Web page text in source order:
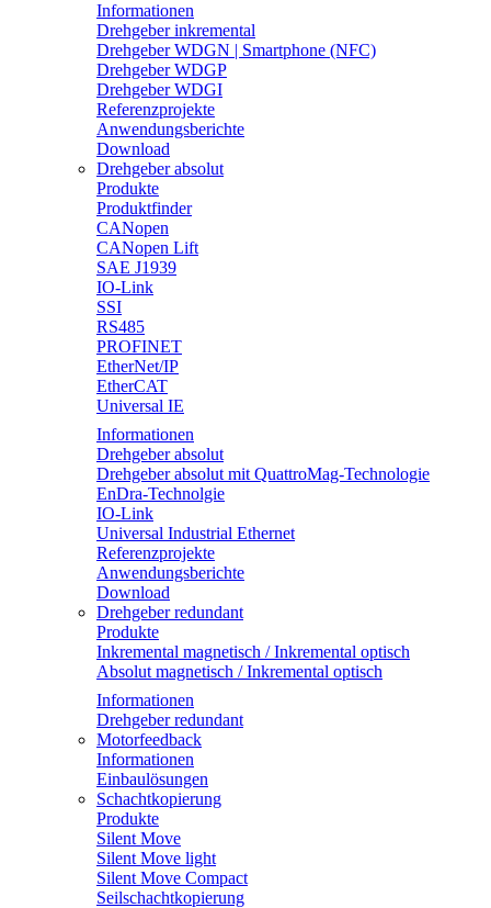
Informationen
Drehgeber inkremental
Drehgeber WDGN | Smartphone (NFC)
Drehgeber WDGP
Drehgeber WDGI
Referenzprojekte
Anwendungsberichte
Download
Drehgeber absolut
Produkte
Produktfinder
CANopen
CANopen Lift
SAE J1939
IO-Link
SSI
RS485
PROFINET
EtherNet/IP
EtherCAT
Universal IE
Informationen
Drehgeber absolut
Drehgeber absolut mit QuattroMag-Technologie
EnDra-Technolgie
IO-Link
Universal Industrial Ethernet
Referenzprojekte
Anwendungsberichte
Download
Drehgeber redundant
Produkte
Inkremental magnetisch / Inkremental optisch
Absolut magnetisch / Inkremental optisch
Informationen
Drehgeber redundant
Motorfeedback
Informationen
Einbaulösungen
Schachtkopierung
Produkte
Silent Move
Silent Move light
Silent Move Compact
Seilschachtkopierung